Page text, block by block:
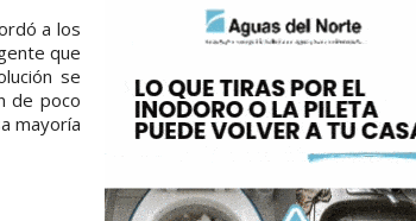
a los
que
se
de poco
mayoría